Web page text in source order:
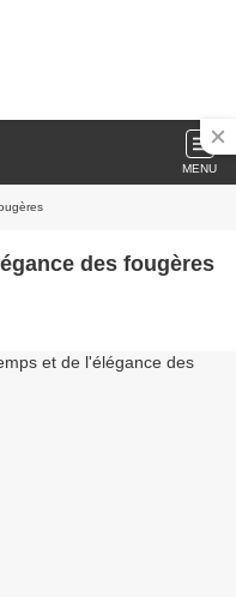
MENU
des fougères